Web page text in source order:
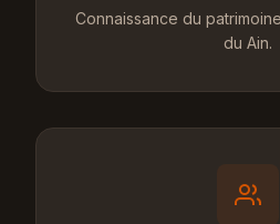
Connaissance du
du Ain.